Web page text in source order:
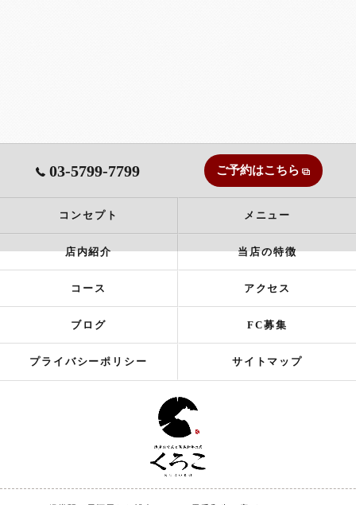
03-5799-7799 ご予約はこちら
コンセプト メニュー
店内紹介 当店の特徴
コース アクセス
ブログ FC募集
プライバシーポリシー サイトマップ